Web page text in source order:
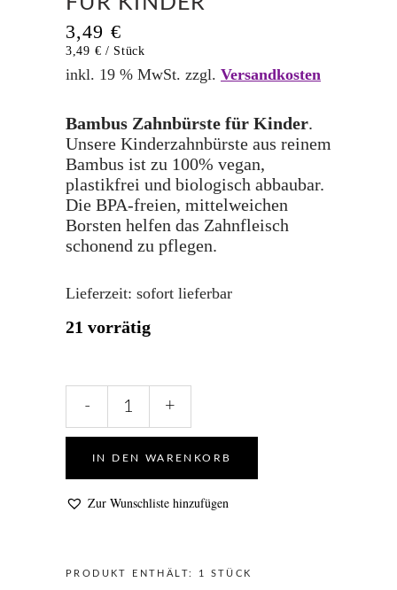
3,49 €
3,49 € / Stück
inkl. 19 % MwSt. zzgl. Versandkosten
Bambus Zahnbürste für Kinder.
Unsere Kinderzahnbürste aus reinem
Bambus ist zu 100% vegan,
plastikfrei und biologisch abbaubar.
Die BPA-freien, mittelweichen
Borsten helfen das Zahnfleisch
schonend zu pflegen.
Lieferzeit: sofort lieferbar
21 vorrätig
Zahnbürste
für
Kinder
quantity
- +
IN DEN WARENKORB
Zur Wunschliste hinzufügen
PRODUKT ENTHÄLT: 1 STÜCK